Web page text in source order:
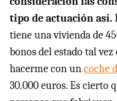
tipo de actuación así.
tiene una vivienda de
bonos del estado tal vez
hacerme con uncoche
30.000 euros. Es cierto